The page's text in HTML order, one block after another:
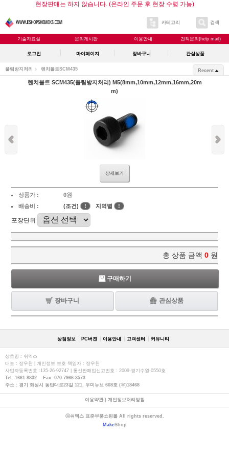
현장판매는 하지 않습니다. (온라인 주문 후 현장 수령 가능)
카테고리 검색
기술자료실 문의게시판 이용안내 견적문의(help mail)
로그인 마이페이지 장바구니 관심상품
풀림방지처리 렌치볼트SCM435 Recent
렌치볼트 SCM435(풀림방지처리) M5(8mm,10mm,12mm,16mm,20m
m)
상세보기
상품가 :
0원
배송비 :
(조건) ! 지역별 !
포장단위
총 상품 금액 0 원
구매하기
장바구니 관심상품
상점정보 PC버젼 이용안내 고객센터 커뮤니티
상호명 : 쉬멕스
대표 : 장우천 | 개인정보 보호 책임자 : 장우천
사업자등록번호 :135-26-92747 | 통신판매업신고번호 : 2009-경기수원-0550호
Tel: 1661-8832 Fax: 070-7966-3573
주소 : 경기 화성시 동탄대로23길 121, 우미뉴브 608호 (우)18468
이용약관| 개인정보처리방침
ⓒ쉬멕스 표준부품쇼핑몰 All rights reserved.
MakeShop